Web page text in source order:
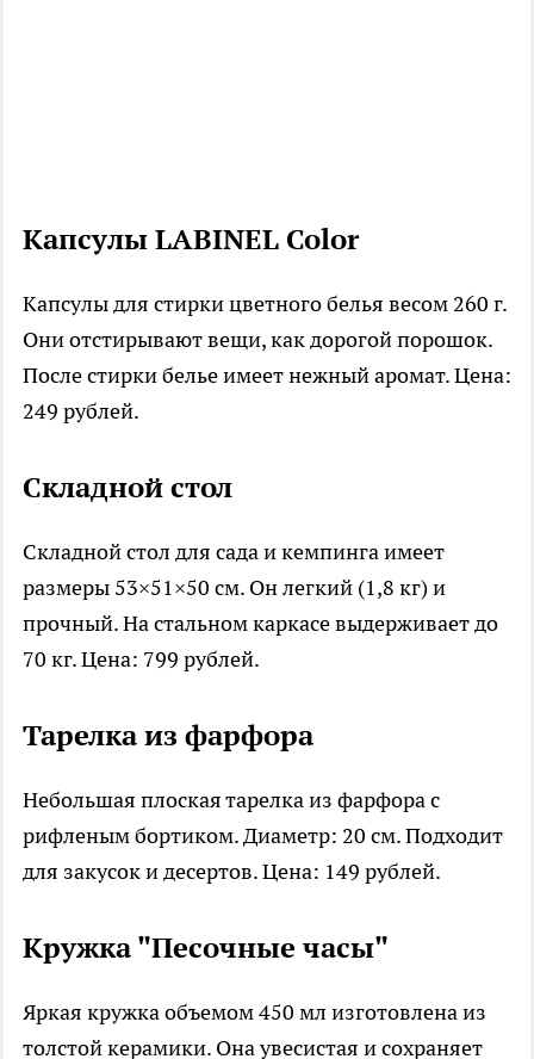
Капсулы LABINEL Color
Капсулы для стирки цветного белья весом 260 г.
Они отстирывают вещи, как дорогой порошок.
После стирки белье имеет нежный аромат. Цена:
249 рублей.
Складной стол
Складной стол для сада и кемпинга имеет
размеры 53×51×50 см. Он легкий (1,8 кг) и
прочный. На стальном каркасе выдерживает до
70 кг. Цена: 799 рублей.
Тарелка из фарфора
Небольшая плоская тарелка из фарфора с
рифленым бортиком. Диаметр: 20 см. Подходит
для закусок и десертов. Цена: 149 рублей.
Кружка "Песочные часы"
Яркая кружка объемом 450 мл изготовлена из
толстой керамики. Она увесистая и сохраняет